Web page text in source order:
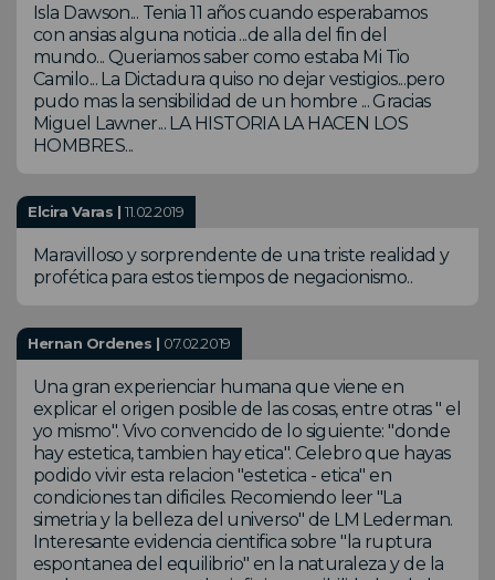
Isla Dawson... Tenia 11 años cuando esperabamos
con ansias alguna noticia ...de alla del fin del
mundo... Queriamos saber como estaba Mi Tio
Camilo... La Dictadura quiso no dejar vestigios...pero
pudo mas la sensibilidad de un hombre ... Gracias
Miguel Lawner... LA HISTORIA LA HACEN LOS
HOMBRES...
Elcira Varas |11.02.2019
Maravilloso y sorprendente de una triste realidad y
profética para estos tiempos de negacionismo..
Hernan Ordenes | 07.02.2019
Una gran experienciar humana que viene en
explicar el origen posible de las cosas, entre otras " el
yo mismo". Vivo convencido de lo siguiente: "donde
hay estetica, tambien hay etica". Celebro que hayas
podido vivir esta relacion "estetica - etica" en
condiciones tan dificiles. Recomiendo leer "La
simetria y la belleza del universo" de LM Lederman.
Interesante evidencia cientifica sobre "la ruptura
espontanea del equilibrio" en la naturaleza y de la